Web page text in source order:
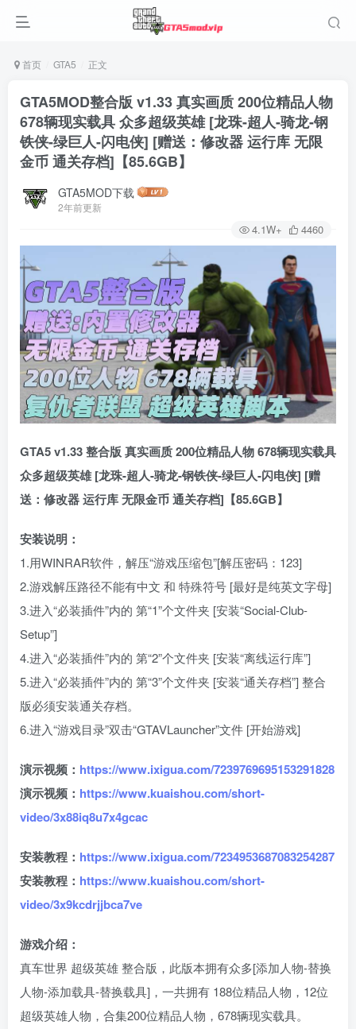
首页 GTA5 正文
GTA5MOD整合版 v1.33 真实画质 200位精品人物
678辆现实载具 众多超级英雄 [龙珠-超人-骑龙-钢
铁侠-绿巨人-闪电侠] [赠送：修改器 运行库 无限
金币 通关存档]【85.6GB】
GTA5MOD下载
2年前更新
4.1W+ 4460
GTA5 v1.33 整合版 真实画质 200位精品人物 678辆现实载具
众多超级英雄 [龙珠-超人-骑龙-钢铁侠-绿巨人-闪电侠] [赠
送：修改器 运行库 无限金币 通关存档]【85.6GB】
安装说明：
1.用WINRAR软件，解压“游戏压缩包”[解压密码：123]
2.游戏解压路径不能有中文 和 特殊符号 [最好是纯英文字母]
3.进入“必装插件”内的 第“1”个文件夹 [安装“Social-Club-
Setup”]
4.进入“必装插件”内的 第“2”个文件夹 [安装“离线运行库”]
5.进入“必装插件”内的 第“3”个文件夹 [安装“通关存档”] 整合
版必须安装通关存档。
6.进入“游戏目录”双击“GTAVLauncher”文件 [开始游戏]
演示视频： https://www.ixigua.com/7239769695153291828
演示视频： https://www.kuaishou.com/short-
video/3x88iq8u7x4gcac
安装教程： https://www.ixigua.com/7234953687083254287
安装教程： https://www.kuaishou.com/short-
video/3x9kcdrjjbca7ve
游戏介绍：
真车世界 超级英雄 整合版，此版本拥有众多[添加人物-替换
人物-添加载具-替换载具]，一共拥有 188位精品人物，12位
超级英雄人物，合集200位精品人物，678辆现实载具。